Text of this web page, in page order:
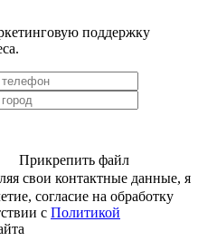
поддержку
Прикрепить файл
свои контактные данные, я
согласие на обработку
с Политикой